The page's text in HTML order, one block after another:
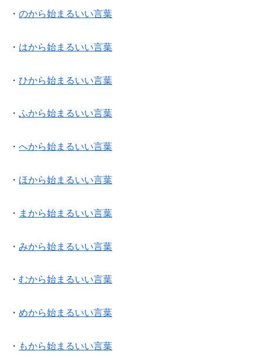
・ のから始まるいい言葉
・ はから始まるいい言葉
・ ひから始まるいい言葉
・ ふから始まるいい言葉
・ へから始まるいい言葉
・ ほから始まるいい言葉
・ まから始まるいい言葉
・ みから始まるいい言葉
・ むから始まるいい言葉
・ めから始まるいい言葉
・ もから始まるいい言葉